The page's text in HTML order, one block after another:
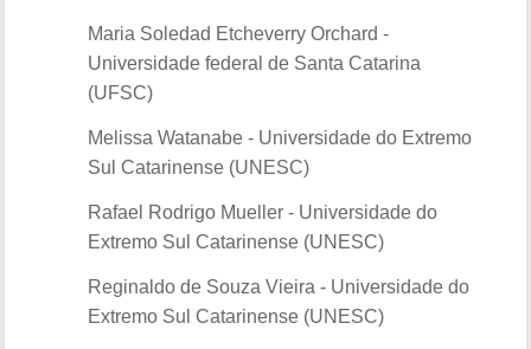
Maria Soledad Etcheverry Orchard -
Universidade federal de Santa Catarina
(UFSC)
Melissa Watanabe - Universidade do Extremo
Sul Catarinense (UNESC)
Rafael Rodrigo Mueller - Universidade do
Extremo Sul Catarinense (UNESC)
Reginaldo de Souza Vieira - Universidade do
Extremo Sul Catarinense (UNESC)